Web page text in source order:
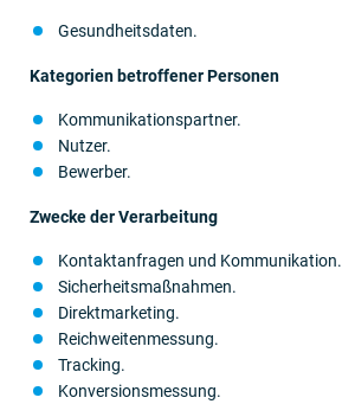
Gesundheitsdaten.
Kategorien betroffener Personen
Kommunikationspartner.
Nutzer.
Bewerber.
Zwecke der Verarbeitung
Kontaktanfragen und Kommunikation.
Sicherheitsmaßnahmen.
Direktmarketing.
Reichweitenmessung.
Tracking.
Konversionsmessung.